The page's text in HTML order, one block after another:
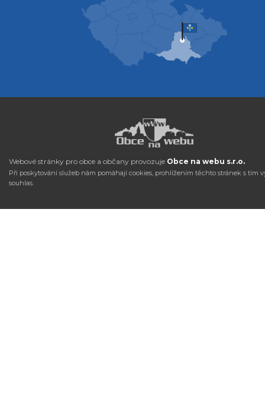
Webové stránky pro obce a občany provozuje Obce na webu s.r.o.
Při poskytování služeb nám pomáhají cookies, prohlížením těchto stránek s tím
souhlas.